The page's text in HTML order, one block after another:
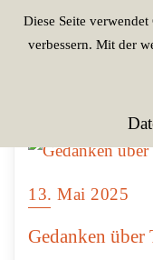
13. Mai 2025
Gedanken
Diese Seite
verbessern. Mit der